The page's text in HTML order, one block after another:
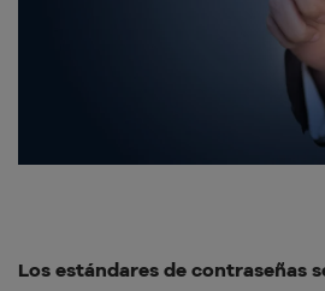
Los estándares de contraseñas